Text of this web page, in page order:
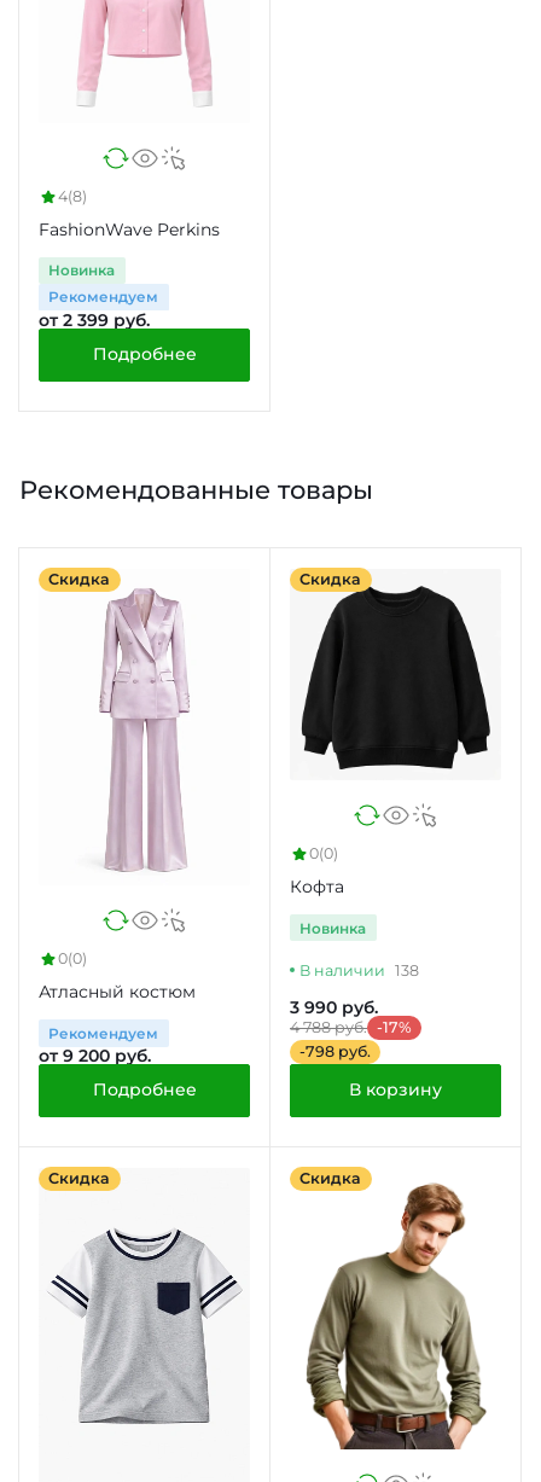
4(8)
FashionWave Perkins
Новинка
Рекомендуем
от 2 399 руб.
Подробнее
Рекомендованные товары
Скидка
0(0)
Атласный костюм
Рекомендуем
от 9 200 руб.
Подробнее
Скидка
0(0)
Кофта
Новинка
В наличии 138
3 990 руб.
4 788 руб. -17%
-798 руб.
В корзину
Скидка Скидка